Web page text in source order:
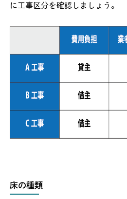
に工事区分を確認しましょう。
床の種類